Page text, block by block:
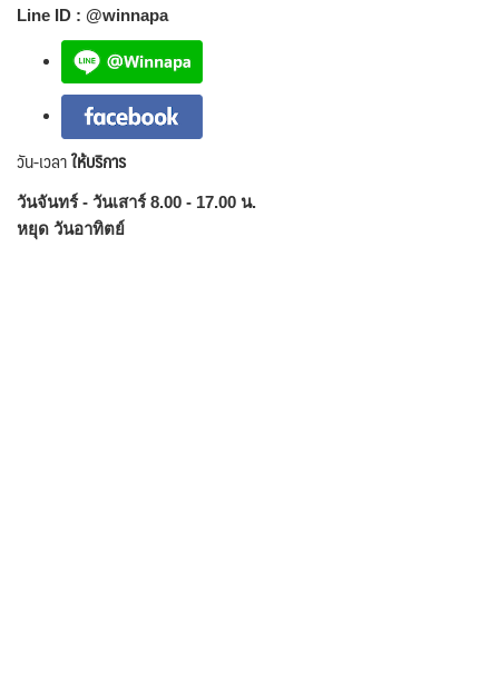
Line ID : @winnapa
วัน-เวลาให้บริการ
วันจันทร์ - วันเสาร์ 8.00 - 17.00 น.
หยุด วันอาทิตย์